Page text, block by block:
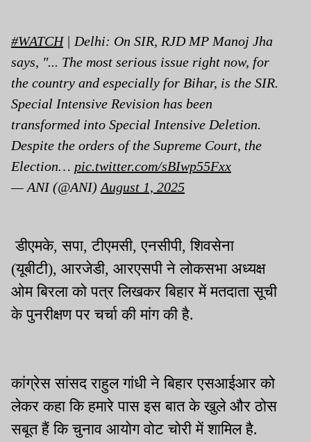
#WATCH| Delhi: On SIR, RJD MP Manoj Jha
says, "... The most serious issue right now, for
the country and especially for Bihar, is the SIR.
Special Intensive Revision has been
transformed into Special Intensive Deletion.
Despite the orders of the Supreme Court, the
Election… pic.twitter.com/sBIwp55Fxx
— ANI (@ANI) August 1, 2025
डीएमके, सपा, टीएमसी, एनसीपी, शिवसेना
(यूबीटी), आरजेडी, आरएसपी ने लोकसभा अध्यक्ष
ओम बिरला को पत्र लिखकर बिहार में मतदाता सूची
के पुनरीक्षण पर चर्चा की मांग की है.
कांग्रेस सांसद राहुल गांधी ने बिहार एसआईआर को
लेकर कहा कि हमारे पास इस बात के खुले और ठोस
सबूत हैं कि चुनाव आयोग वोट चोरी में शामिल है.